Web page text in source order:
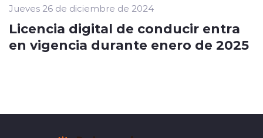
Jueves 26 de diciembre de 2024
Licencia digital de conducir entra
en vigencia durante enero de 2025